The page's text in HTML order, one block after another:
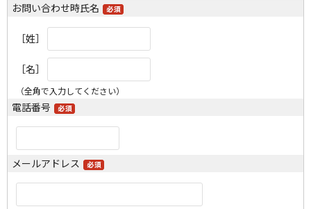
お問い合わせ時氏名
［姓］
［名］
（全角で入力してください）
電話番号
メールアドレス